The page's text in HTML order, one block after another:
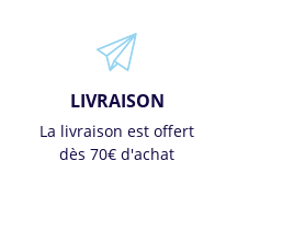
LIVRAISON
La livraison est offert
dès 70€ d'achat